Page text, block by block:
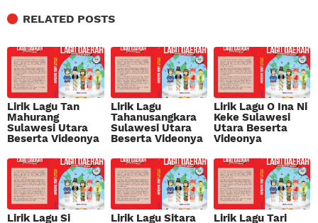
RELATED POSTS
Lirik Lagu Tan
Mahurang
Sulawesi Utara
Beserta Videonya
Lirik Lagu
Tahanusangkara
Sulawesi Utara
Beserta Videonya
Lirik Lagu O Ina Ni
Keke Sulawesi
Utara Beserta
Videonya
Lirik Lagu Si
Lirik Lagu Sitara
Lirik Lagu Tari